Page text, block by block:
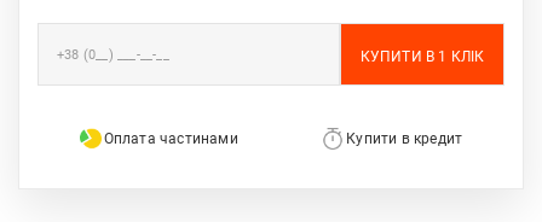
72
КІЛЬКІСТЬ
Оплата частинами Купити в кредит